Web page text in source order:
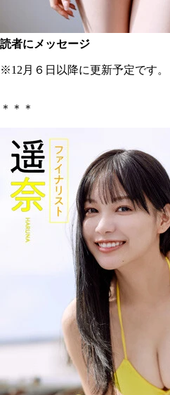
読者にメッセージ
※12月６日以降に更新予定です。
＊＊＊